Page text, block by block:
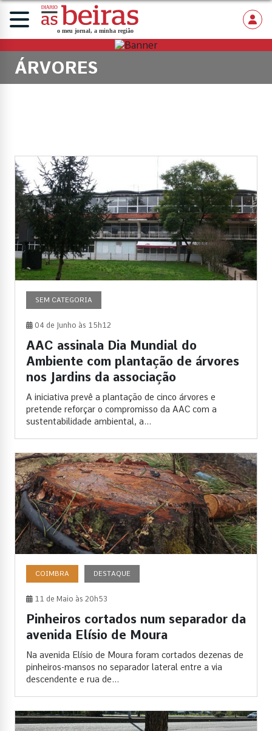
ÁRVORES
SEM CATEGORIA
04 de Junho às 15h12
AAC assinala Dia Mundial do
Ambiente com plantação de árvores
nos Jardins da associação
A iniciativa prevê a plantação de cinco árvores e
pretende reforçar o compromisso da AAC com a
sustentabilidade ambiental, a...
COIMBRA DESTAQUE
11 de Maio às 20h53
Pinheiros cortados num separador da
avenida Elísio de Moura
Na avenida Elísio de Moura foram cortados dezenas de
pinheiros-mansos no separador lateral entre a via
descendente e rua de...